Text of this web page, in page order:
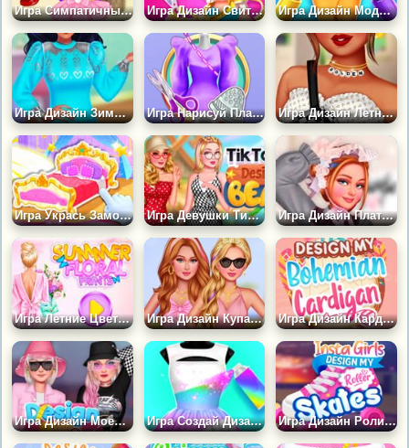
Игра Симпатичный Дизайн Туфель Русалки Игра Дизайн Свитера на Осень Игра Дизайн Модная Юбка Карандаш
Игра Дизайн Зимнего Свитера Игра Нарисуй Платье Своей Мечты Игра Дизайн Летнего Ожерелья
Игра Укрась Замок Моей Мечты Игра Девушки Тик Ток: Дизайн Пляжной Сумки Игра Дизайн Платья Лолиты
Игра Летние Цветочные Узоры Игра Дизайн Купальника Игра Дизайн Кардигана
Игра Дизайн Моей Шляпы-ведра Игра Создай Дизайн Платьев Игра Дизайн Роликов для Девочек